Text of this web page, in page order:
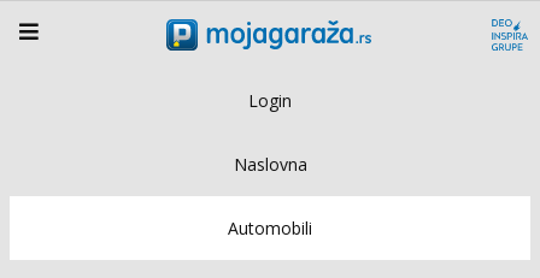
Login
Naslovna
Automobili